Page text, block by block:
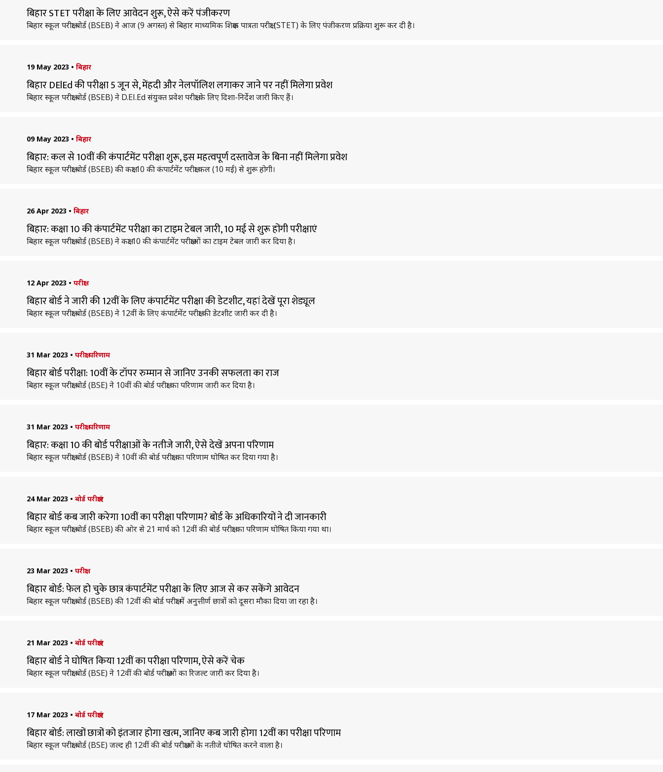
बिहार STET परीक्षा के लिए आवेदन शुरू, ऐसे करें पंजीकरण
बिहार स्कूल परीक्षा बोर्ड (BSEB) ने आज (9 अगस्त) से बिहार माध्यमिक शिक्षक पात्रता परीक्षा (STET) के लिए पंजीकरण प्रक्रिया शुरू कर दी है।
19 May 2023 • बिहार
बिहार DElEd की परीक्षा 5 जून से, मेंहदी और नेलपॉलिश लगाकर जाने पर नहीं मिलेगा प्रवेश
बिहार स्कूल परीक्षा बोर्ड (BSEB) ने D.El.Ed संयुक्त प्रवेश परीक्षा के लिए दिशा-निर्देश जारी किए हैं।
09 May 2023 • बिहार
बिहार: कल से 10वीं की कंपार्टमेंट परीक्षा शुरू, इस महत्वपूर्ण दस्तावेज के बिना नहीं मिलेगा प्रवेश
बिहार स्कूल परीक्षा बोर्ड (BSEB) की कक्षा 10 की कंपार्टमेंट परीक्षा कल (10 मई) से शुरू होगी।
26 Apr 2023 • बिहार
बिहार: कक्षा 10 की कंपार्टमेंट परीक्षा का टाइम टेबल जारी, 10 मई से शुरू होंगी परीक्षाएं
बिहार स्कूल परीक्षा बोर्ड (BSEB) ने कक्षा 10 की कंपार्टमेंट परीक्षाओं का टाइम टेबल जारी कर दिया है।
12 Apr 2023 • परीक्षा
बिहार बोर्ड ने जारी की 12वीं के लिए कंपार्टमेंट परीक्षा की डेटशीट, यहां देखें पूरा शेड्यूल
बिहार स्कूल परीक्षा बोर्ड (BSEB) ने 12वीं के लिए कंपार्टमेंट परीक्षा की डेटशीट जारी कर दी है।
31 Mar 2023 • परीक्षा परिणाम
बिहार बोर्ड परीक्षा: 10वीं के टॉपर रुम्मान से जानिए उनकी सफलता का राज
बिहार स्कूल परीक्षा बोर्ड (BSE) ने 10वीं की बोर्ड परीक्षा का परिणाम जारी कर दिया है।
31 Mar 2023 • परीक्षा परिणाम
बिहार: कक्षा 10 की बोर्ड परीक्षाओं के नतीजे जारी, ऐसे देखें अपना परिणाम
बिहार स्कूल परीक्षा बोर्ड (BSEB) ने 10वीं की बोर्ड परीक्षा का परिणाम घोषित कर दिया गया है।
24 Mar 2023 • बोर्ड परीक्षाएं
बिहार बोर्ड कब जारी करेगा 10वीं का परीक्षा परिणाम? बोर्ड के अधिकारियों ने दी जानकारी
बिहार स्कूल परीक्षा बोर्ड (BSEB) की ओर से 21 मार्च को 12वीं की बोर्ड परीक्षा का परिणाम घोषित किया गया था।
23 Mar 2023 • परीक्षा
बिहार बोर्ड: फेल हो चुके छात्र कंपार्टमेंट परीक्षा के लिए आज से कर सकेंगे आवेदन
बिहार स्कूल परीक्षा बोर्ड (BSEB) की 12वीं की बोर्ड परीक्षा में अनुत्तीर्ण छात्रों को दूसरा मौका दिया जा रहा है।
21 Mar 2023 • बोर्ड परीक्षाएं
बिहार बोर्ड ने घोषित किया 12वीं का परीक्षा परिणाम, ऐसे करें चेक
बिहार स्कूल परीक्षा बोर्ड (BSE) ने 12वीं की बोर्ड परीक्षाओं का रिजल्ट जारी कर दिया है।
17 Mar 2023 • बोर्ड परीक्षाएं
बिहार बोर्ड: लाखों छात्रों को इंतजार होगा खत्म, जानिए कब जारी होगा 12वीं का परीक्षा परिणाम
बिहार स्कूल परीक्षा बोर्ड (BSE) जल्द ही 12वीं की बोर्ड परीक्षाओं के नतीजे घोषित करने वाला है।